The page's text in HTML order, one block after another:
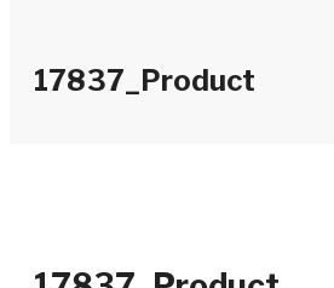
17837_Product